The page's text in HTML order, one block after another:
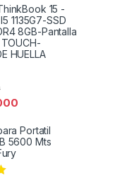
15 -
1135G7-SSD
8GB-Pantalla
HUELLA
Portatil
5600 Mts